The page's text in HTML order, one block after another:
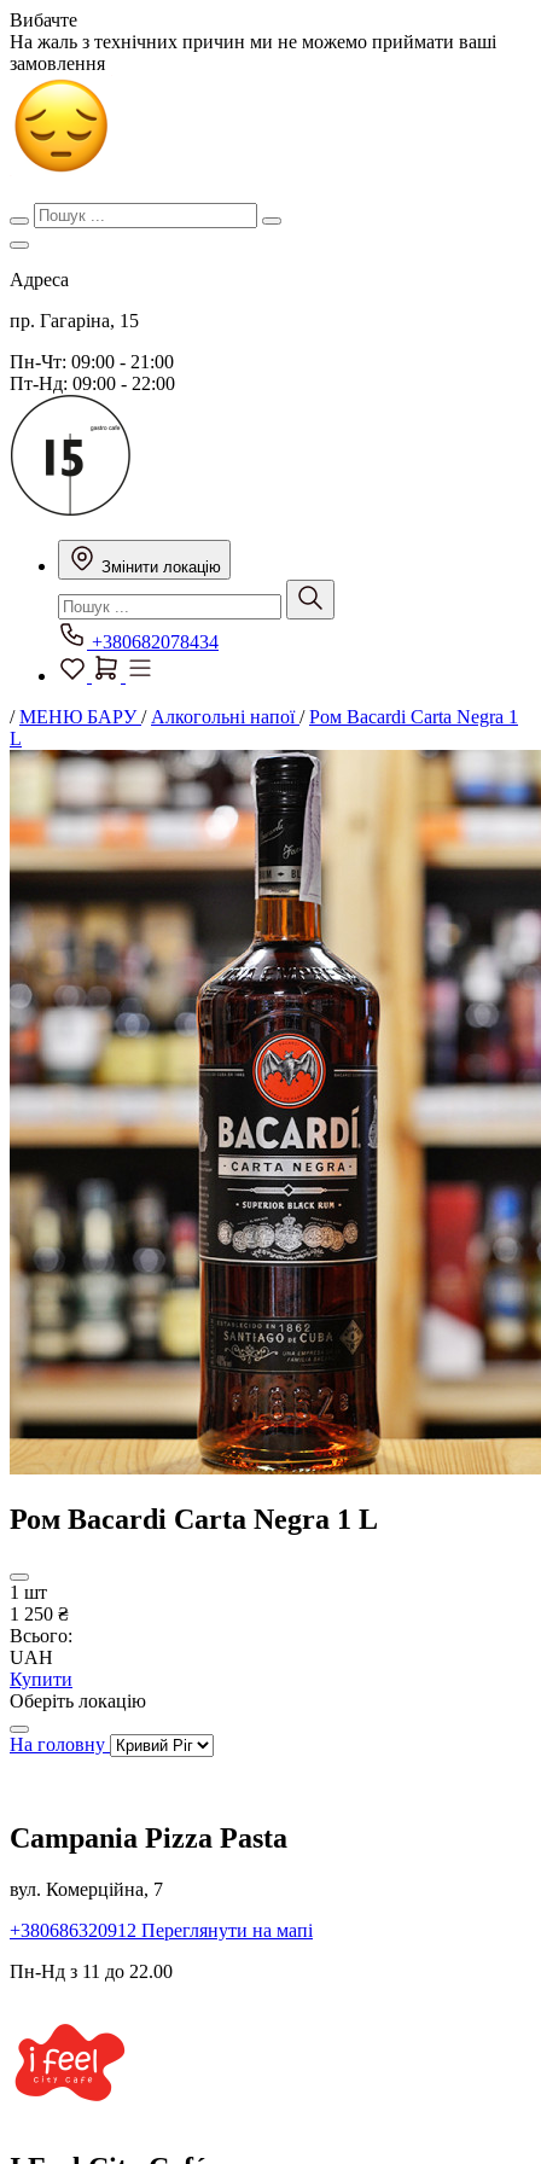
Вибачте
На жаль з технічних причин ми не можемо приймати ваші
замовлення
Адреса
пр. Гагаріна, 15
Пн-Чт: 09:00 - 21:00
Пт-Нд: 09:00 - 22:00
Змінити локацію
+380682078434
/МЕНЮ БАРУ/ Алкогольні напої/Ром Bacardi Carta Negra 1
L
Ром Bacardi Carta Negra 1 L
1 шт
1 250 ₴
Всього:
UAH
Купити
Оберіть локацію
На головну
Campania Pizza Pasta
вул. Комерційна, 7
+380686320912 Переглянути на мапі
Пн-Нд з 11 до 22.00